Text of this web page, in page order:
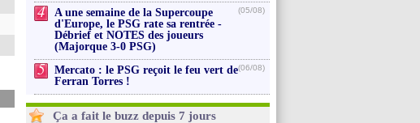
4
A une semaine de la Supercoupe
d'Europe, le PSG rate sa rentrée -
Débrief et NOTES des joueurs
(Majorque 3-0 PSG)
(05/08)
5
Mercato : le PSG reçoit le feu vert de
Ferran Torres !
(06/08)
Ça a fait le buzz depuis 7 jours